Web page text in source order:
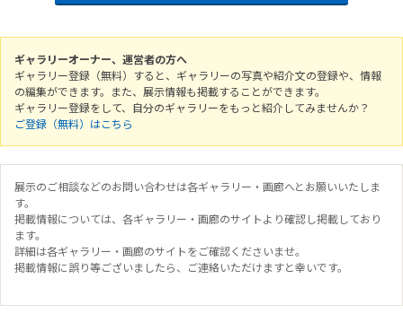
ギャラリーオーナー、運営者の方へ
ギャラリー登録（無料）すると、ギャラリーの写真や紹介文の登録や、情報
の編集ができます。また、展示情報も掲載することができます。
ギャラリー登録をして、自分のギャラリーをもっと紹介してみませんか？
ご登録（無料）はこちら
展示のご相談などのお問い合わせは各ギャラリー・画廊へとお願いいたしま
す。
掲載情報については、各ギャラリー・画廊のサイトより確認し掲載しており
ます。
詳細は各ギャラリー・画廊のサイトをご確認くださいませ。
掲載情報に誤り等ございましたら、ご連絡いただけますと幸いです。